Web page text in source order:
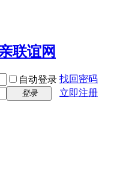
自动登录 找回密码
登录
立即注册